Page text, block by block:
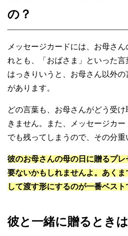
の？
メッセージカードには、お母さ
れとも、「おばさま」といった言
はっきりいうと、お母さん以外
があります。
どの言葉も、お母さんがどう受
きません。また、メッセージカ
でも残ってしまうので、その分重
彼のお母さんの母の日に贈るプ
要ないかもしれませんよ。あく
して渡す形にするのが一番ベスト
彼と一緒に贈るとき